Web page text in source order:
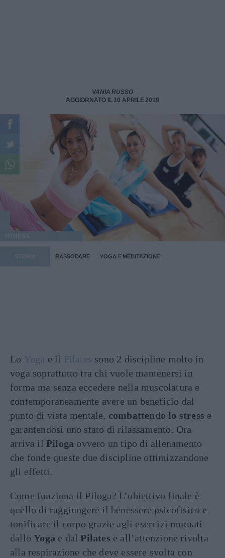
VANIA RUSSO
AGGIORNATO IL 10 APRILE 2019
RASSODARE YOGA E MEDITAZIONE
Lo Yoga e il Pilates sono 2 discipline molto in
voga soprattutto tra chi vuole mantenersi in
forma ma senza eccedere nella muscolatura e
contemporaneamente avere un beneficio dal
punto di vista mentale, combattendo lo stress e
garantendosi uno stato di rilassamento. Ora
arriva il Piloga ovvero un tipo di allenamento
che fonde queste due discipline ottimizzandone
gli effetti.
Come funziona il Piloga? L’obiettivo finale è
quello di raggiungere il benessere psicofisico e
tonificare il corpo grazie agli esercizi mutuati
dalloYoga e dalPilates e all’attenzione rivolta
alla respirazione che deve essere svolta con